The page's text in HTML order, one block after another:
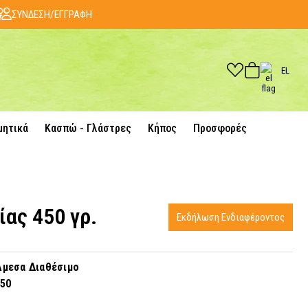
ΣΥΝΔΕΣΗ/ΕΓΓΡΑΦΗ
EL
Κασπώ - Γλάστρες Κήπος Προσφορές
450 γρ.
Διαθέσιμο
Εκδήλωση Ενδιαφέροντος